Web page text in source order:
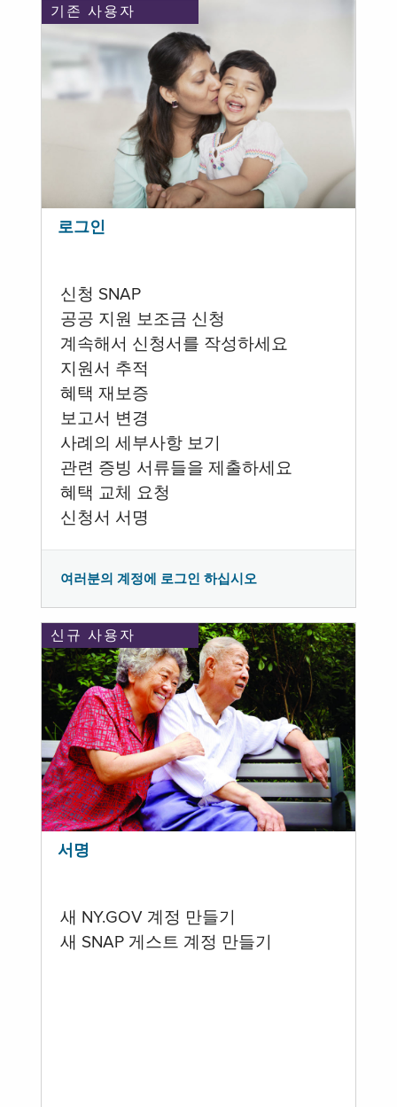
기존 사용자
로그인
신청 SNAP
공공 지원 보조금 신청
계속해서 신청서를 작성하세요
지원서 추적
혜택 재보증
보고서 변경
사례의 세부사항 보기
관련 증빙 서류들을 제출하세요
혜택 교체 요청
신청서 서명
여러분의 계정에 로그인 하십시오
신규 사용자
서명
새 NY.GOV 계정 만들기
새 SNAP 게스트 계정 만들기